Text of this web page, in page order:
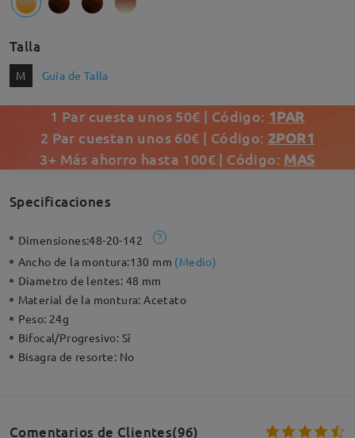
Talla
M Guía de Talla
1 Par cuesta unos 50€ | Código: 1PAR
2 Par cuestan unos 60€ | Código: 2POR1
3+ Más ahorro hasta 100€ | Código: MAS
Specificaciones
Dimensiones:48-20-142
Ancho de la montura:130 mm (Medio)
Diametro de lentes: 48 mm
Material de la montura:Acetato
Peso: 24g
Bifocal/Progresivo: Sí
Bisagra de resorte: No
Comentarios de Clientes(96)